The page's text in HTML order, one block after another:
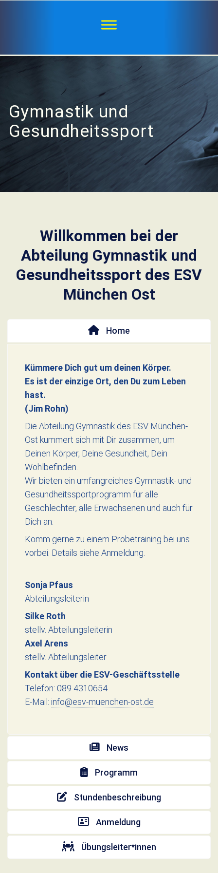
Gymnastik und
Gesundheitssport
Willkommen bei der
Abteilung Gymnastik und
Gesundheitssport des ESV
München Ost
Home
Kümmere Dich gut um deinen Körper.
Es ist der einzige Ort, den Du zum Leben
hast.
(Jim Rohn)
Die Abteilung Gymnastik des ESV München-
Ost kümmert sich mit Dir zusammen, um
Deinen Körper, Deine Gesundheit, Dein
Wohlbefinden.
Wir bieten ein umfangreiches Gymnastik- und
Gesundheitssportprogramm für alle
Geschlechter, alle Erwachsenen und auch für
Dich an.
Komm gerne zu einem Probetraining bei uns
vorbei. Details siehe Anmeldung.
Sonja Pfaus
Abteilungsleiterin
Silke Roth
stellv. Abteilungsleiterin
Axel Arens
stellv. Abteilungsleiter
Kontakt über die ESV-Geschäftsstelle
Telefon: 089 4310654
E-Mail: info@esv-muenchen-ost.de
News
Programm
Stundenbeschreibung
Anmeldung
Übungsleiter*innen